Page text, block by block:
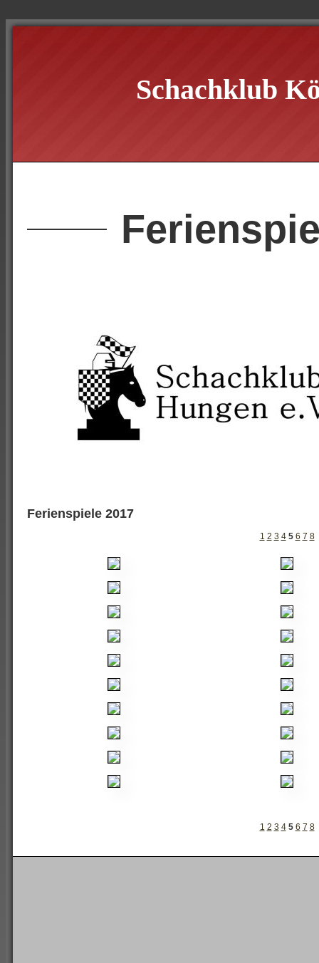
Schachklub
Ferienspiele 2017
1 2 3 4 5 6 7 8
1 2 3 4 5 6 7 8